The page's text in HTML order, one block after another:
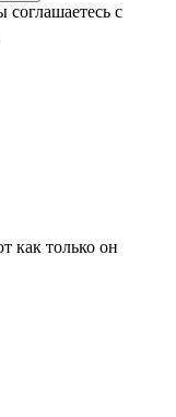
с
как только он